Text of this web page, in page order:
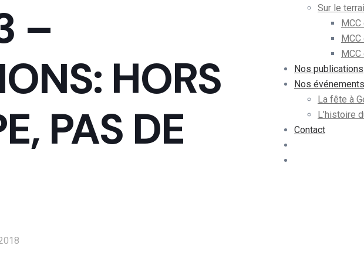
Sur le
Nos publications
Nos événements
La fête à
L’histoire
Contact
–
HORS
PAS DE